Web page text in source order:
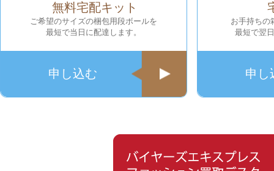
無料宅配キット
ご希望のサイズの梱包用段ボールを
最短で当日に配達します。
申し込む
お手持ちの
最短で翌
申し